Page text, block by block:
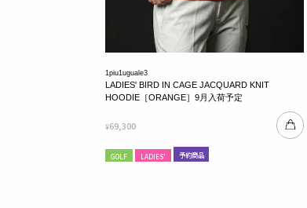
1piu1uguale3
LADIES' BIRD IN CAGE JACQUARD KNIT
HOODIE［ORANGE］9月入荷予定
¥69,300
GOLF LADIES' 予約商品